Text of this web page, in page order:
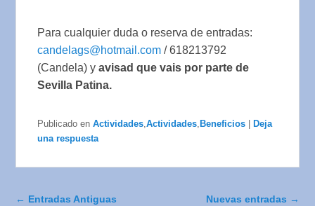
Para cualquier duda o reserva de entradas:
candelags@hotmail.com / 618213792
(Candela) yavisad que vais por parte de
Sevilla Patina.
Publicado en Actividades,Actividades, Beneficios
Deja
una respuesta
Navegador de artículos
← Entradas Antiguas Nuevas entradas →